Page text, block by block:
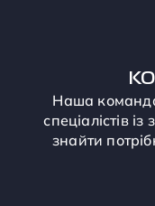
Наша
спеціалістів
знайти